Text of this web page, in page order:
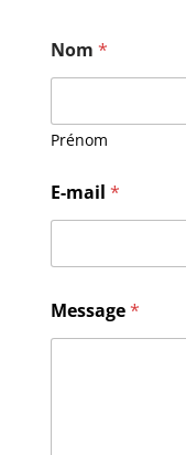
Nom *
Prénom
-
m
i
M
e
s
E-mail *
Message*